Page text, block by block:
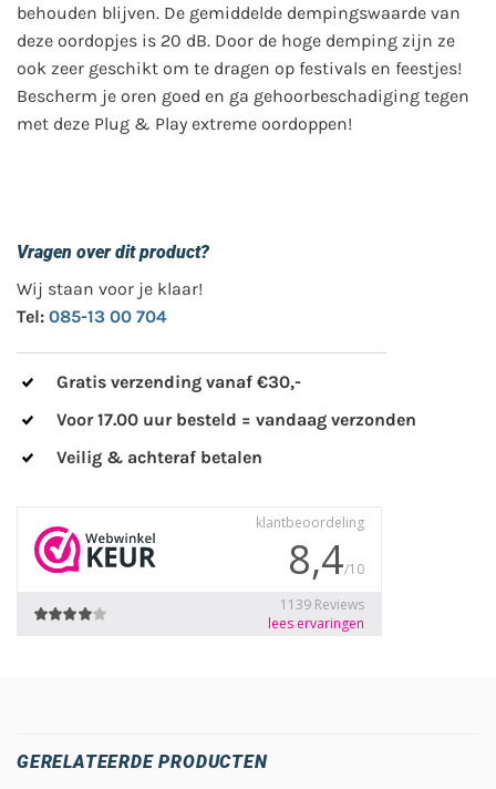
behouden blijven. De gemiddelde dempingswaarde van
deze oordopjes is 20 dB. Door de hoge demping zijn ze
ook zeer geschikt om te dragen op festivals en feestjes!
Bescherm je oren goed en ga gehoorbeschadiging tegen
met deze Plug & Play extreme oordoppen!
Vragen over dit product?
Wij staan voor je klaar!
Tel: 085-13 00 704
Gratis verzending vanaf €30,-
Voor 17.00 uur besteld = vandaag verzonden
Veilig & achteraf betalen
GERELATEERDE PRODUCTEN